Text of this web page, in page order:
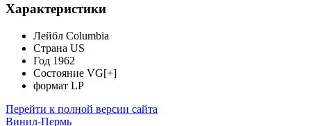
Характеристики
Лейбл Columbia
Страна US
Год 1962
Состояние VG[+]
формат LP
Перейти к полной версии сайта
Винил-Пермь